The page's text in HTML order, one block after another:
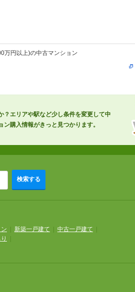
万円以上)の中古マンション
エリアや駅など少し条件を変更して中
購入情報がきっと見つかります。
検索する
新築一戸建て 中古一戸建て